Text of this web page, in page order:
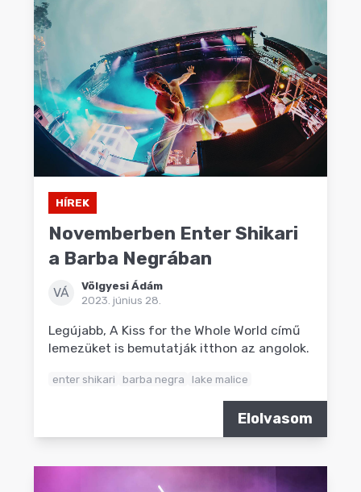
HÍREK
Novemberben Enter Shikari
a Barba Negrában
VÁ
Völgyesi Ádám
2023. június 28.
Legújabb, A Kiss for the Whole World című
lemezüket is bemutatják itthon az angolok.
enter shikari barba negra lake malice
Elolvasom